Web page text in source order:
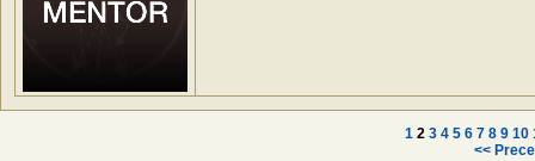
1 2 3 4 5 6 7 8 9 10
<<